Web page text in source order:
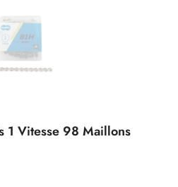
Vitesse 98 Maillons